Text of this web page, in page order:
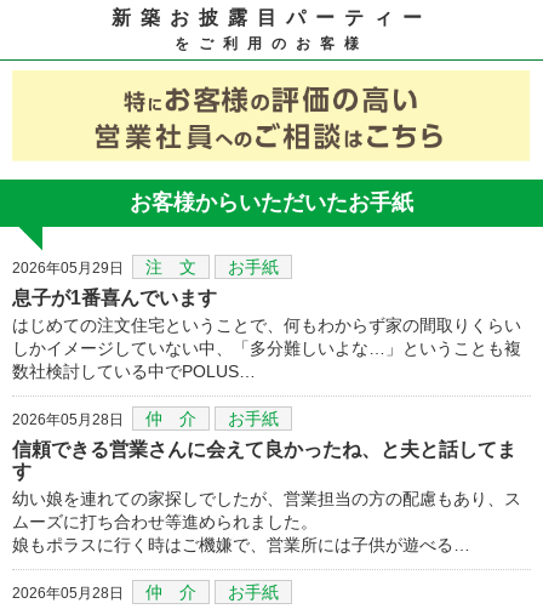
新築お披露目パーティー
をご利用のお客様
お客様からいただいたお手紙
2026年05月29日 注 文 お手紙
息子が1番喜んでいます
はじめての注文住宅ということで、何もわからず家の間取りくらい
しかイメージしていない中、「多分難しいよな…」ということも複
数社検討している中でPOLUS…
2026年05月28日 仲 介 お手紙
信頼できる営業さんに会えて良かったね、と夫と話してま
す
幼い娘を連れての家探しでしたが、営業担当の方の配慮もあり、ス
ムーズに打ち合わせ等進められました。
娘もポラスに行く時はご機嫌で、営業所には子供が遊べる…
2026年05月28日 仲 介 お手紙